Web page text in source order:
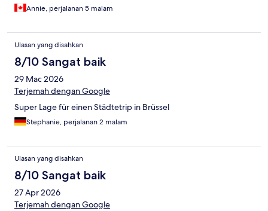
Annie, perjalanan 5 malam
Ulasan yang disahkan
8/10 Sangat baik
29 Mac 2026
Terjemah dengan Google
Super Lage für einen Städtetrip in Brüssel
Stephanie, perjalanan 2 malam
Ulasan yang disahkan
8/10 Sangat baik
27 Apr 2026
Terjemah dengan Google